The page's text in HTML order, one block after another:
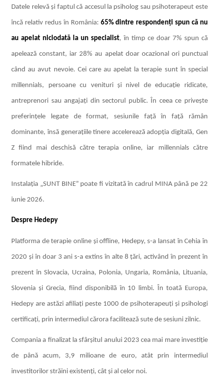
Datele relevă și faptul că accesul la psiholog sau psihoterapeut este
încă relativ redus în România: 65% dintre respondenți spun că nu
au apelat niciodată la un specialist, în timp ce doar 7% spun că
apelează constant, iar 28% au apelat doar ocazional ori punctual
când au avut nevoie. Cei care au apelat la terapie sunt în special
millennials, persoane cu venituri și nivel de educație ridicate,
antreprenori sau angajați din sectorul public. În ceea ce privește
preferințele legate de format, sesiunile față în față rămân
dominante, însă generațiile tinere accelerează adopția digitală, Gen
Z fiind mai deschisă către terapia online, iar millennials către
formatele hibride.
Instalația „SUNT BINE” poate fi vizitată în cadrul MINA până pe 22
iunie 2026.
Despre Hedepy
Platforma de terapie online și offline, Hedepy, s-a lansat în Cehia în
2020 și în doar 3 ani s-a extins în alte 8 țări, activând în prezent în
prezent în Slovacia, Ucraina, Polonia, Ungaria, România, Lituania,
Slovenia și Grecia, fiind disponibilă în 10 limbi. În toată Europa,
Hedepy are astăzi afiliați peste 1000 de psihoterapeuți și psihologi
certificați, prin intermediul cărora facilitează sute de sesiuni zilnic.
Compania a finalizat la sfârșitul anului 2023 cea mai mare investiție
de până acum, 3,9 milioane de euro, atât prin intermediul
investitorilor străini existenți, cât și al celor noi.